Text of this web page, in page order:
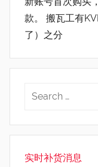
款。 搬瓦工有
了）之分
实时补货消息